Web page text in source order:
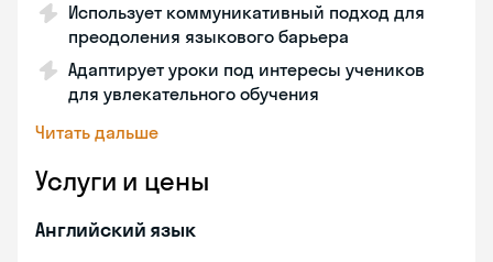
Использует коммуникативный подход для
преодоления языкового барьера
Адаптирует уроки под интересы учеников
для увлекательного обучения
Читать дальше
Услуги и цены
Английский язык